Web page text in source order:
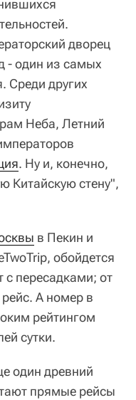
дворец
- один из самых
Среди других
Неба, Летний
. Ну и, конечно,
Китайскую стену",
в Пекин и
обойдется
с пересадками; от
А номер в
рейтингом
сутки.
один древний
прямые рейсы